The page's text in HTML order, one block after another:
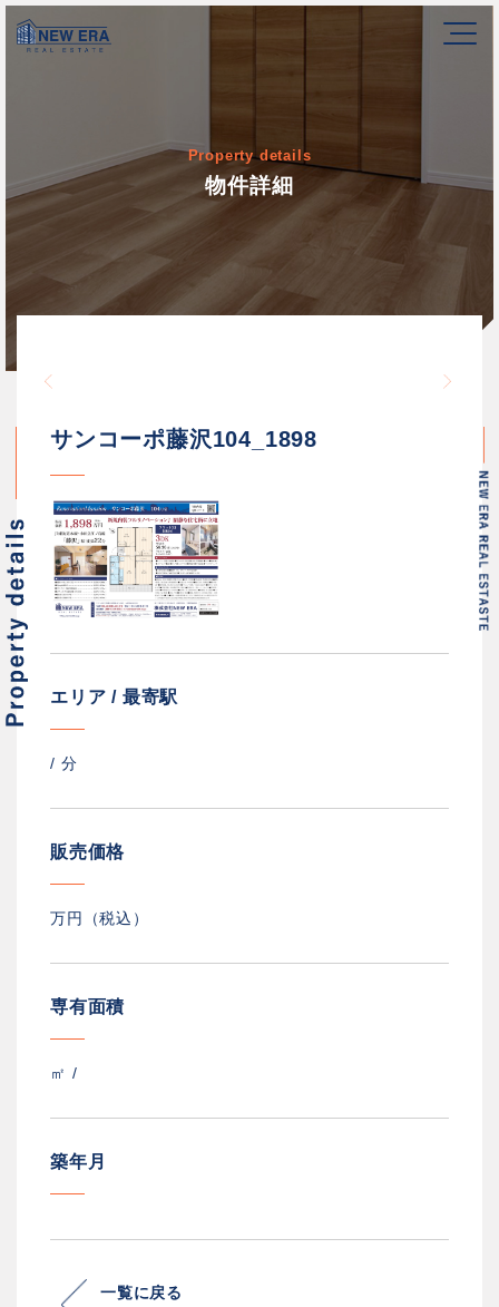
Property details
物件詳細
/home/newerakk/
サンコーポ藤沢104_1898
エリア / 最寄駅
/ 分
販売価格
万円（税込）
専有面積
㎡ /
築年月
一覧に戻る